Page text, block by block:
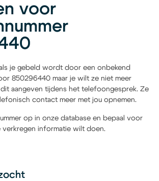
voor
je gebeld wordt door een onbekend
850296440 maar je wilt ze niet meer
dit aangeven tijdens het telefoongesprek. Ze
contact meer met jou opnemen.
op in onze database en bepaal voor
informatie wilt doen.